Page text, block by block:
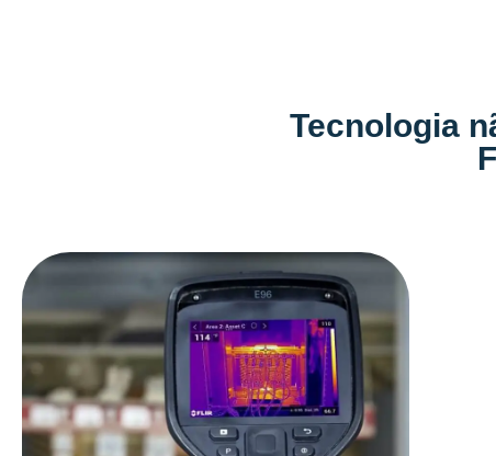
Tecnologia